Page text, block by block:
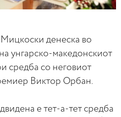
денеска во
унгарско-македонскиот
средба со неговиот
Виктор Орбан.
е тет-а-тет средба